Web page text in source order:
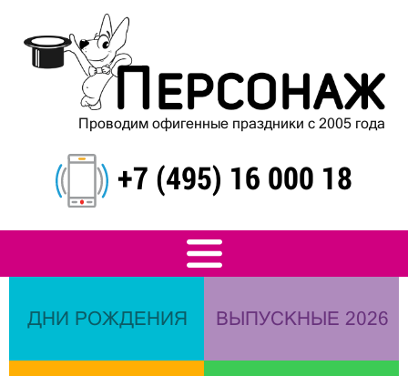
Проводим офигенные праздники с 2005 года
+7 (495) 16 000 18
ДНИ РОЖДЕНИЯ ВЫПУСКНЫЕ 2026